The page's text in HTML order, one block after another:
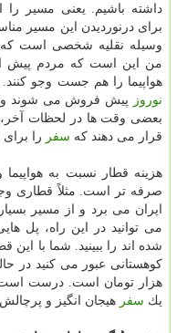
داشته باشیم. یعنی مسیر را
برای درنوردیدن این مسیر
وسیله نقلیه شخصی است كه
من این است كه مردم پیش
هواپیما را هم جست وجو
نوروز
پیش فروش می شوند و
بعضی وقت ها در لحظات آخر،
قرار می دهند كه سفر را
هزینه قطار نسبت به
صرفه تر است. مثلاً قطاری
ایران می برد و از مسیر
می توانید در این راه، پل
شده اند را ببینید. شما با
هزار تومان است. درست
یك سفر هیجان انگیز و